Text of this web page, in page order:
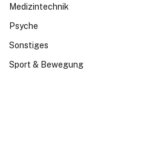
Medizintechnik
Psyche
Sonstiges
Sport & Bewegung